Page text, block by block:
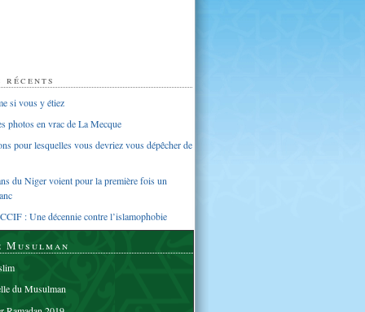
si vous y étiez
photos en vrac de La Mecque
pour lesquelles vous devriez vous dépêcher de
du Niger voient pour la première fois un
: Une décennie contre l’islamophobie
Musulman
du Musulman